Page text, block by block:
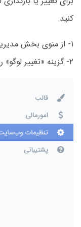
کنید:
۱- از منوی بخش مدیریت
۲- گزینه «تغییر لوگو» را انتخاب کنید.